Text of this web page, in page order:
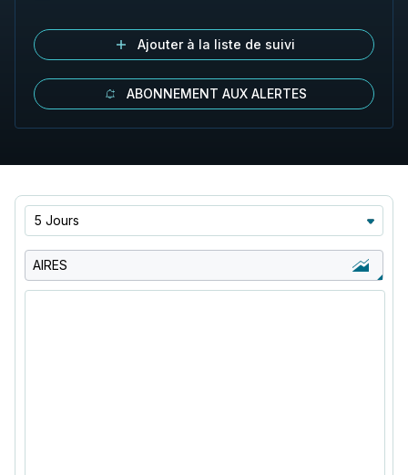
Ajouter à la liste de suivi
ABONNEMENT AUX ALERTES
5 Jours
AIRES